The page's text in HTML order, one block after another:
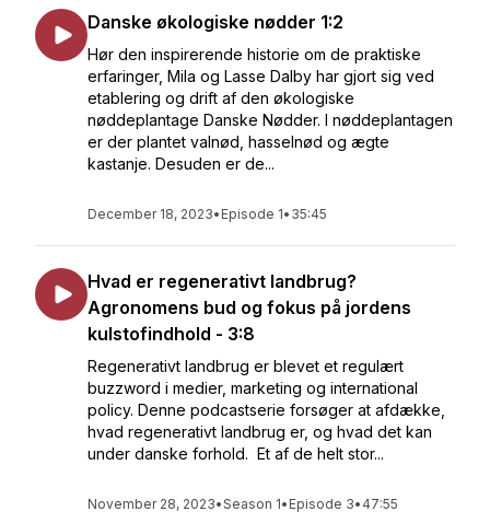
Danske økologiske nødder 1:2
Hør den inspirerende historie om de praktiske
erfaringer, Mila og Lasse Dalby har gjort sig ved
etablering og drift af den økologiske
nøddeplantage Danske Nødder. I nøddeplantagen
er der plantet valnød, hasselnød og ægte
kastanje. Desuden er de...
December 18, 2023• Episode 1• 35:45
Hvad er regenerativt landbrug?
Agronomens bud og fokus på jordens
kulstofindhold - 3:8
Regenerativt landbrug er blevet et regulært
buzzword i medier, marketing og international
policy. Denne podcastserie forsøger at afdække,
hvad regenerativt landbrug er, og hvad det kan
under danske forhold. Et af de helt stor...
November 28, 2023•Season 1• Episode 3• 47:55